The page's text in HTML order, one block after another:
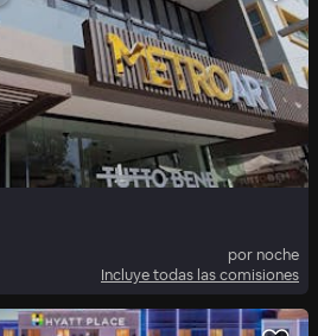
por noche
Incluye todas las comisiones